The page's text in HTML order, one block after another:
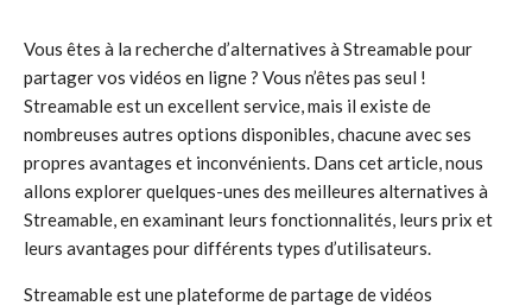
Vous êtes à la recherche d’alternatives à Streamable pour
partager vos vidéos en ligne ? Vous n’êtes pas seul !
Streamable est un excellent service, mais il existe de
nombreuses autres options disponibles, chacune avec ses
propres avantages et inconvénients. Dans cet article, nous
allons explorer quelques-unes des meilleures alternatives à
Streamable, en examinant leurs fonctionnalités, leurs prix et
leurs avantages pour différents types d’utilisateurs.
Streamable est une plateforme de partage de vidéos